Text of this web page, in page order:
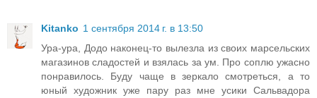
Kitanko 1 сентября 2014 г. в 13:50
Ура-ура, Додо наконец-то вылезла из своих марсельских
магазинов сладостей и взялась за ум. Про соплю ужасно
понравилось. Буду чаще в зеркало смотреться, а то
юный художник уже пару раз мне усики Сальвадора